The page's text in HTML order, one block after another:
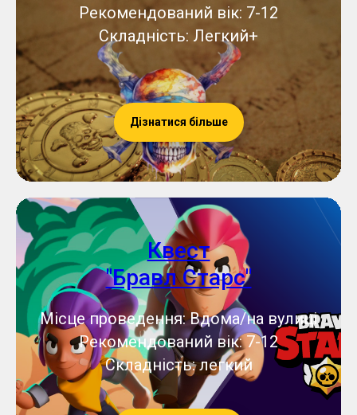
Рекомендований вік: 7-12
Складність: Легкий+
Дізнатися більше
Квест
"Бравл Старс"
Місце проведення: Вдома/на вулиці
Рекомендований вік: 7-12
Складність: легкий